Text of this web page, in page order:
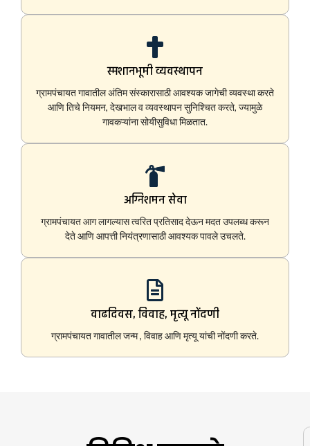
स्मशानभूमी व्यवस्थापन
ग्रामपंचायत गावातील अंतिम संस्कारासाठी आवश्यक जागेची व्यवस्था करते
आणि तिचे नियमन, देखभाल व व्यवस्थापन सुनिश्चित करते, ज्यामुळे
गावकऱ्यांना सोयीसुविधा मिळतात.
अग्निशमन सेवा
ग्रामपंचायत आग लागल्यास त्वरित प्रतिसाद देऊन मदत उपलब्ध करून
देते आणि आपत्ती नियंत्रणासाठी आवश्यक पावले उचलते.
वाढदिवस, विवाह, मृत्यू नोंदणी
ग्रामपंचायत गावातील जन्म , विवाह आणि मृत्यू यांची नोंदणी करते.